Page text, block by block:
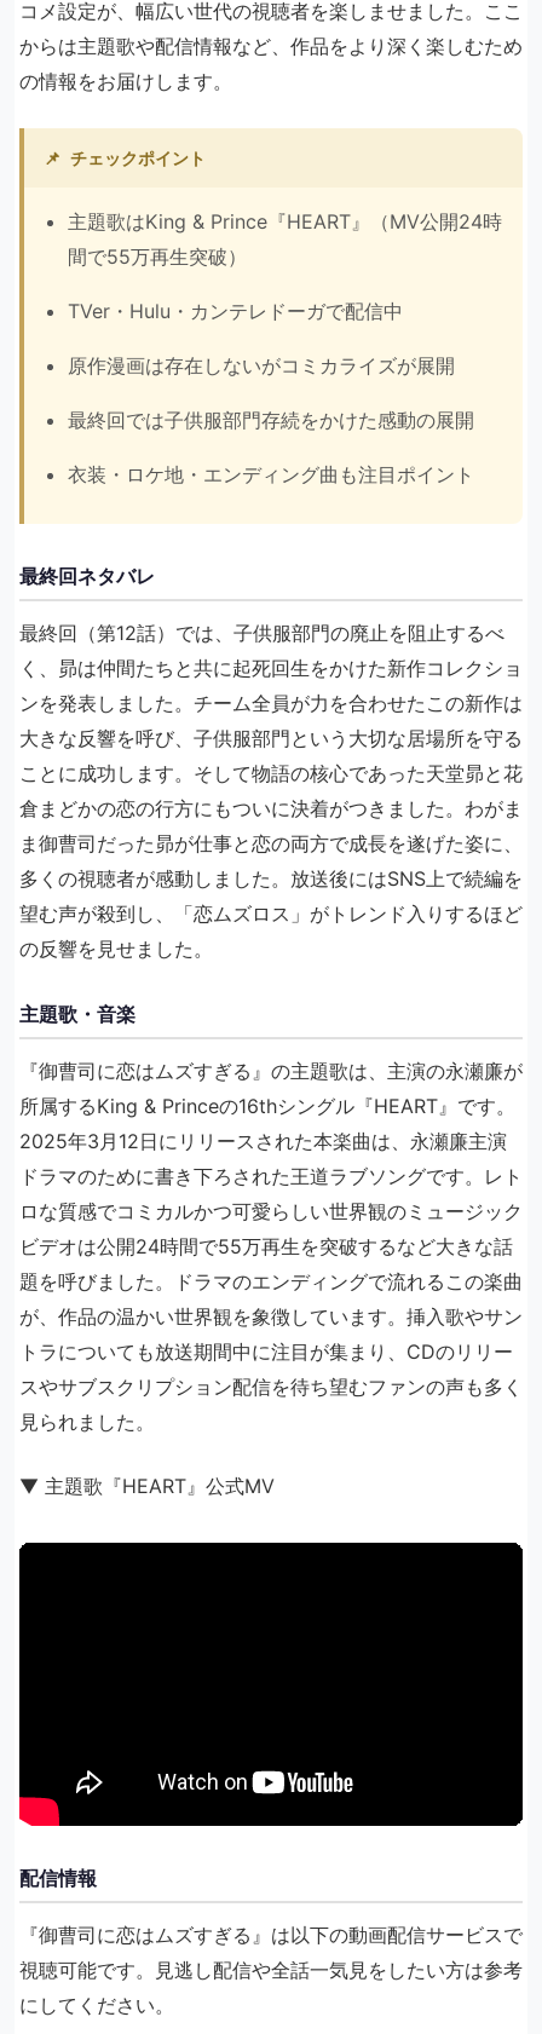
コメ設定が、幅広い世代の視聴者を楽しませました。ここ
からは主題歌や配信情報など、作品をより深く楽しむため
の情報をお届けします。
📌 チェックポイント
主題歌はKing & Prince『HEART』（MV公開24時
間で55万再生突破）
TVer・Hulu・カンテレドーガで配信中
原作漫画は存在しないがコミカライズが展開
最終回では子供服部門存続をかけた感動の展開
衣装・ロケ地・エンディング曲も注目ポイント
最終回ネタバレ
最終回（第12話）では、子供服部門の廃止を阻止するべ
く、昴は仲間たちと共に起死回生をかけた新作コレクショ
ンを発表しました。チーム全員が力を合わせたこの新作は
大きな反響を呼び、子供服部門という大切な居場所を守る
ことに成功します。そして物語の核心であった天堂昴と花
倉まどかの恋の行方にもついに決着がつきました。わがま
ま御曹司だった昴が仕事と恋の両方で成長を遂げた姿に、
多くの視聴者が感動しました。放送後にはSNS上で続編を
望む声が殺到し、「恋ムズロス」がトレンド入りするほど
の反響を見せました。
主題歌・音楽
『御曹司に恋はムズすぎる』の主題歌は、主演の永瀬廉が
所属するKing & Princeの16thシングル『HEART』です。
2025年3月12日にリリースされた本楽曲は、永瀬廉主演
ドラマのために書き下ろされた王道ラブソングです。レト
ロな質感でコミカルかつ可愛らしい世界観のミュージック
ビデオは公開24時間で55万再生を突破するなど大きな話
題を呼びました。ドラマのエンディングで流れるこの楽曲
が、作品の温かい世界観を象徴しています。挿入歌やサン
トラについても放送期間中に注目が集まり、CDのリリー
スやサブスクリプション配信を待ち望むファンの声も多く
見られました。
▼ 主題歌『HEART』公式MV
配信情報
『御曹司に恋はムズすぎる』は以下の動画配信サービスで
視聴可能です。見逃し配信や全話一気見をしたい方は参考
にしてください。